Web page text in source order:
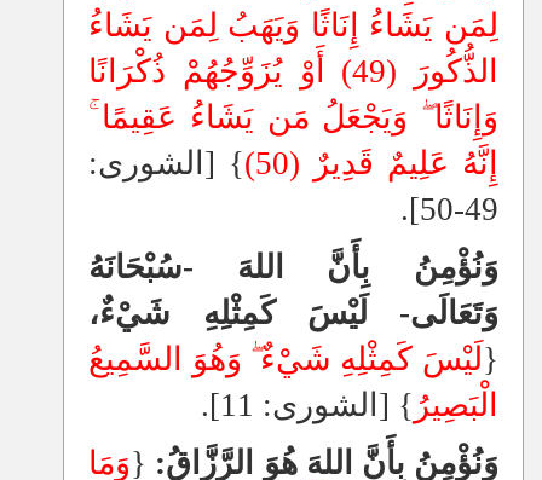
لِمَن يَشَاءُ إِنَاثًا وَيَهَبُ لِمَن يَشَاءُ
الذُّكُورَ (49) أَوْ يُزَوِّجُهُمْ ذُكْرَانًا
وَإِنَاثًا وَيَجْعَلُ مَن يَشَاءُ عَقِيمًا
إِنَّهُ عَلِيمٌ قَدِيرٌ (50)
} [الشورى:
49-50].
وَنُؤْمِنُ بِأَنَّ اللهَ -سُبْحَانَهُ
وَتَعَالَى- لَيْسَ كَمِثْلِهِ شَيْءٌ،
{لَيْسَ كَمِثْلِهِ شَيْءٌ وَهُوَ السَّمِيعُ
الْبَصِيرُ } [الشورى: 11].
وَنُؤْمِنُ بِأَنَّ اللهَ هُوَ الرَّزَّاقُ: {وَمَا